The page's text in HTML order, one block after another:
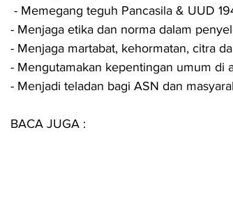
- Memegang teguh Pancasila & UUD
- Menjaga etika dan norma dalam
- Menjaga martabat, kehormatan, citra
- Mengutamakan kepentingan umum di
- Menjadi teladan bagi ASN dan
BACA JUGA :